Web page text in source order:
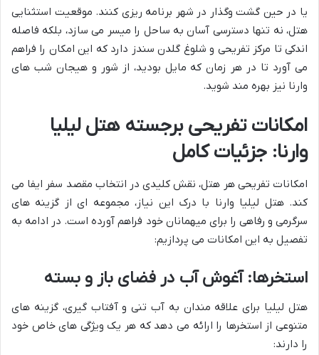
یا در حین گشت وگذار در شهر برنامه ریزی کنند. موقعیت استثنایی
هتل، نه تنها دسترسی آسان به ساحل را میسر می سازد، بلکه فاصله
اندکی تا مرکز تفریحی و شلوغ گلدن سندز دارد که این امکان را فراهم
می آورد تا در هر زمان که مایل بودید، از شور و هیجان شب های
وارنا نیز بهره مند شوید.
امکانات تفریحی برجسته هتل لیلیا
وارنا: جزئیات کامل
امکانات تفریحی هر هتل، نقش کلیدی در انتخاب مقصد سفر ایفا می
کند. هتل لیلیا وارنا با درک این نیاز، مجموعه ای از گزینه های
سرگرمی و رفاهی را برای میهمانان خود فراهم آورده است. در ادامه به
تفصیل به این امکانات می پردازیم:
استخرها: آغوش آب در فضای باز و بسته
هتل لیلیا برای علاقه مندان به آب تنی و آفتاب گیری، گزینه های
متنوعی از استخرها را ارائه می دهد که هر یک ویژگی های خاص خود
را دارند: